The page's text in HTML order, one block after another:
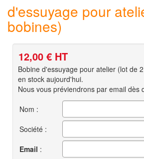
d'essuyage pour
bobines)
12,00 € HT
Bobine d'essuyage pour atelier (lot de
en stock aujourd'hui.
Nous vous préviendrons par email dès
Nom :
Société :
Email :